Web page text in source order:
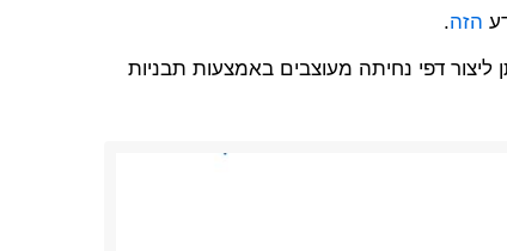
הזה.
דפי נחיתה מעוצבים באמצעות תבניות